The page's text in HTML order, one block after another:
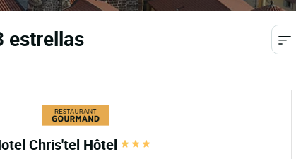
estrellas
Chris'tel Hôtel